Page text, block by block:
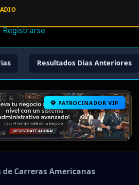
Registrarse
Resultados Dias Anteriores
PATROCINADOR VIP
de Carreras Americanas